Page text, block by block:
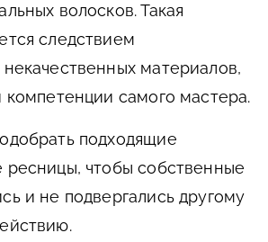
волосков. Такая
следствием
некачественных материалов,
компетенции самого мастера.
подходящие
ресницы, чтобы собственные
и не подвергались другому